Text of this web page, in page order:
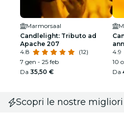
Marmorsaal
Candlelight: Tributo ad
Apache 207
4.8
(12)
7 gen - 25 feb
Da 35,50 €
4.9
10
Da
Scopri le nostre